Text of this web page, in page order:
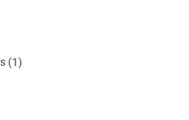
11